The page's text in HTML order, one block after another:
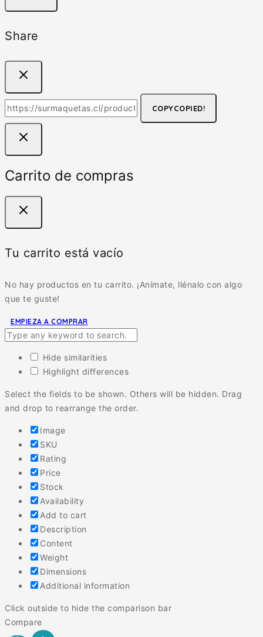
Share
COPYCOPIED!
Carrito de compras
Tu carrito está vacío
No hay productos en tu carrito. ¡Anímate, llénalo con algo
que te guste!
EMPIEZA A COMPRAR
Hide similarities
Highlight differences
Select the fields to be shown. Others will be hidden. Drag
and drop to rearrange the order.
Image
SKU
Rating
Price
Stock
Availability
Add to cart
Description
Content
Weight
Dimensions
Additional information
Click outside to hide the comparison bar
Compare